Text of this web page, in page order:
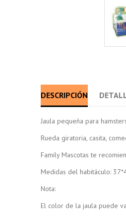
DESCRIPCIÓN
Jaula pequeña para
Rueda giratoria, casita,
Family Mascotas te
Medidas del habitáculo:
Nota:
El color de la jaula puede